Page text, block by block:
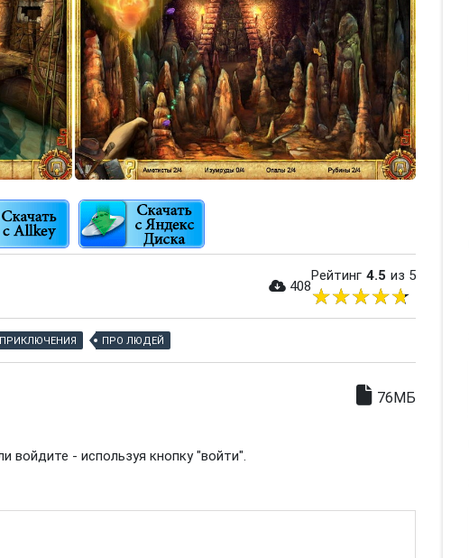
408
Рейтинг 4.5 из 5
ПРИКЛЮЧЕНИЯ ПРО ЛЮДЕЙ
76МБ
войдите - используя кнопку "войти".